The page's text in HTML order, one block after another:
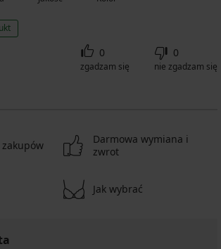
0
zgadzam się
0
nie zgadzam się
Darmowa wymiana i
zwrot
Jak wybrać